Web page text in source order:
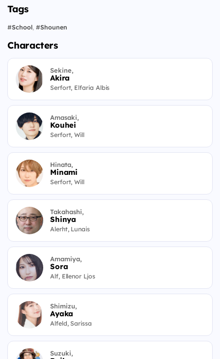
Tags
#School, #Shounen
Characters
Sekine,
Akira
Serfort, Elfaria Albis
Amasaki,
Kouhei
Serfort, Will
Hinata,
Minami
Serfort, Will
Takahashi,
Shinya
Alerht, Lunais
Amamiya,
Sora
Alf, Ellenor Ljos
Shimizu,
Ayaka
Alfeld, Sarissa
Suzuki,